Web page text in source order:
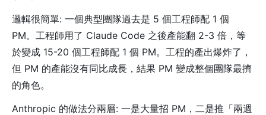
邏輯很簡單: 一個典型團隊過去是 5 個工程師配 1 個
PM。工程師用了 Claude Code 之後產能翻 2-3 倍，等
於變成 15-20 個工程師配 1 個 PM。工程的產出爆炸了，
但 PM 的產能沒有同比成長，結果 PM 變成整個團隊最擠
的角色。
Anthropic 的做法分兩層: 一是大量招 PM，二是推「兩週